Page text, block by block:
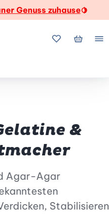
Genuss zuhause🍋
MeineMein
&
Agar-Agar
Stabilisieren